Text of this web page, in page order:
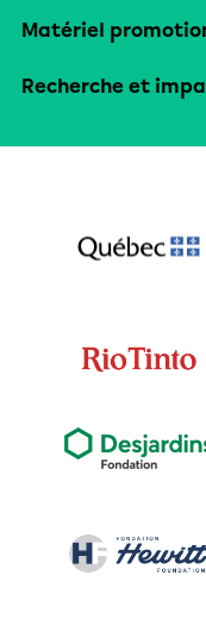
Matériel
Recherche et